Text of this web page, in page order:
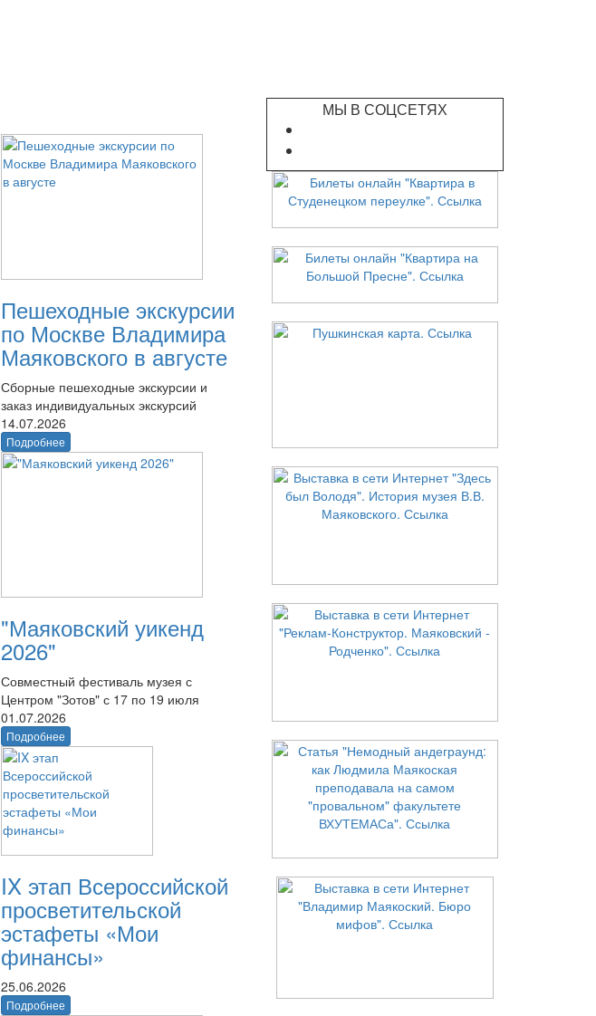
Пешеходные экскурсии
по Москве Владимира
Маяковского в августе
Сборные пешеходные экскурсии и
заказ индивидуальных экскурсий
14.07.2026
Подробнее
"Маяковский уикенд
2026"
Совместный фестиваль музея с
Центром "Зотов" с 17 по 19 июля
01.07.2026
Подробнее
IX этап Всероссийской
просветительской
эстафеты «Мои
финансы»
25.06.2026
Подробнее
МЫ В СОЦСЕТЯХ